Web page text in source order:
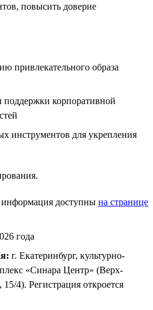
повысить доверие
привлекательного образа
корпоративной
инструментов для укрепления
информация доступны на странице
года
г. Екатеринбург, культурно-
«Синара Центр» (Верх-
4). Регистрация откроется